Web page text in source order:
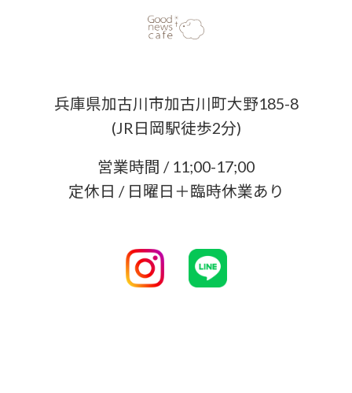
兵庫県加古川市加古川町大野185-8
(JR日岡駅徒歩2分)
営業時間 / 11;00-17;00
定休日 / 日曜日＋臨時休業あり